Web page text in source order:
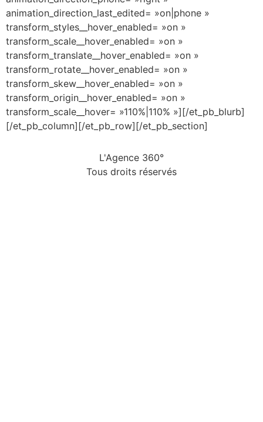
animation_direction_last_edited= »on|phone »
transform_styles__hover_enabled= »on »
transform_scale__hover_enabled= »on »
transform_translate__hover_enabled= »on »
transform_rotate__hover_enabled= »on »
transform_skew__hover_enabled= »on »
transform_origin__hover_enabled= »on »
transform_scale__hover= »110%|110% »][/et_pb_blurb]
[/et_pb_column][/et_pb_row][/et_pb_section]
L'Agence 360°
Tous droits réservés